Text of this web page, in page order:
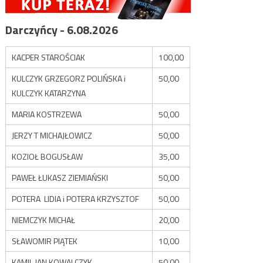
Darczyńcy - 6.08.2026
KACPER STAROŚCIAK
100,00
KULCZYK GRZEGORZ POLIŃSKA i
KULCZYK KATARZYNA
50,00
MARIA KOSTRZEWA
50,00
JERZY T MICHAJŁOWICZ
50,00
KOZIOŁ BOGUSŁAW
35,00
PAWEŁ ŁUKASZ ZIEMIAŃSKI
50,00
POTERA LIDIA i POTERA KRZYSZTOF
50,00
NIEMCZYK MICHAŁ
20,00
SŁAWOMIR PIĄTEK
10,00